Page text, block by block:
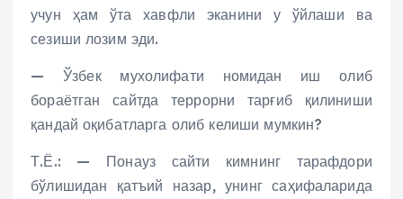
учун ҳам ўта хавфли эканини у ўйлаши ва
сезиши лозим эди.
— Ўзбек мухолифати номидан иш олиб
бораётган сайтда террорни тарғиб қилиниши
қандай оқибатларга олиб келиши мумкин?
Т.Ё.: — Понауз сайти кимнинг тарафдори
бўлишидан қатъий назар, унинг саҳифаларида